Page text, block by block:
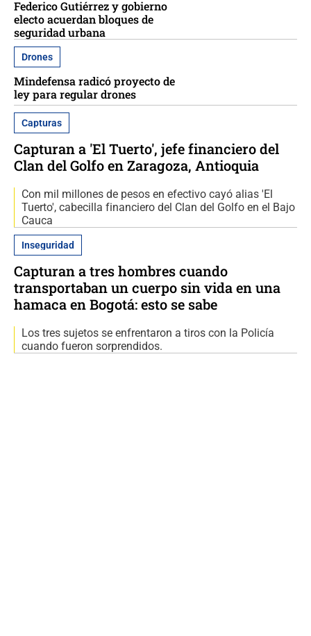
Federico Gutiérrez y gobierno
electo acuerdan bloques de
seguridad urbana
Drones
Mindefensa radicó proyecto de
ley para regular drones
Capturas
Capturan a 'El Tuerto', jefe financiero del
Clan del Golfo en Zaragoza, Antioquia
Con mil millones de pesos en efectivo cayó alias 'El
Tuerto', cabecilla financiero del Clan del Golfo en el Bajo
Cauca
Inseguridad
Capturan a tres hombres cuando
transportaban un cuerpo sin vida en una
hamaca en Bogotá: esto se sabe
Los tres sujetos se enfrentaron a tiros con la Policía
cuando fueron sorprendidos.